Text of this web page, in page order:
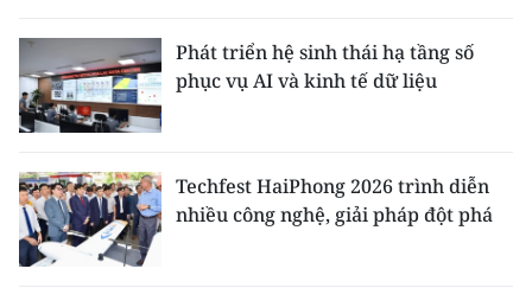
Phát triển hệ sinh thái hạ tầng số
phục vụ AI và kinh tế dữ liệu
Techfest HaiPhong 2026 trình diễn
nhiều công nghệ, giải pháp đột phá